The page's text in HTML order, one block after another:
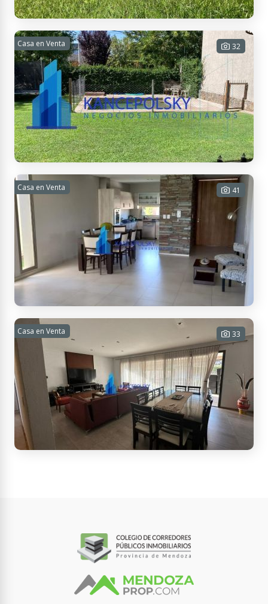
Vieytes 2898, Maipú, Mendoza, Argentina
AMPLIA CASA EN PORTAL ANDINO
3 habitaciones - 3 baños - 2
cocheras - 374 m² Cub. - 588 m² Tot.
USD 300.000 Contactar
Casa en Venta 32
Acceso Sur - Lateral Este 5269, M5505 5781, Mendoza, Argentina
EXCELENTE CASA EN RINCON DE DRUMMOND
4 habitaciones - 3 baños - 2
cocheras - 178 m² Cub. - 321 m² Tot.
USD 265.000 Contactar
Casa en Venta 41
AIRE MALBEC. EXCELENTE INVERSION.
3 habitaciones - 2 baños - 2
cocheras - 225 m² Cub. - 400 m² Tot.
USD 240.000 Contactar
Casa en Venta 33
USD 350.000